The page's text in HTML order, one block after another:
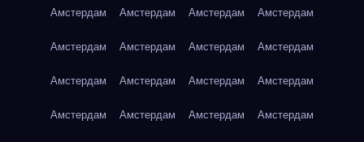
Амстердам Амстердам Амстердам Амстердам
Амстердам Амстердам Амстердам Амстердам
Амстердам Амстердам Амстердам Амстердам
Амстердам Амстердам Амстердам Амстердам